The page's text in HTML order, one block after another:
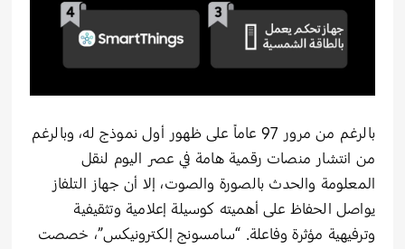
بالرغم من مرور 97 عاماً على ظهور أول نموذج له، وبالرغم
من انتشار منصات رقمية هامة في عصر اليوم لنقل
المعلومة والحدث بالصورة والصوت، إلا أن جهاز التلفاز
يواصل الحفاظ على أهميته كوسيلة إعلامية وتثقيفية
وترفيهية مؤثرة وفاعلة. “سامسونج إلكترونيكس”، خصصت